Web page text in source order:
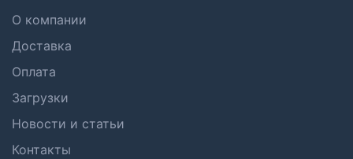
О компании
Доставка
Оплата
Загрузки
Новости и статьи
Контакты